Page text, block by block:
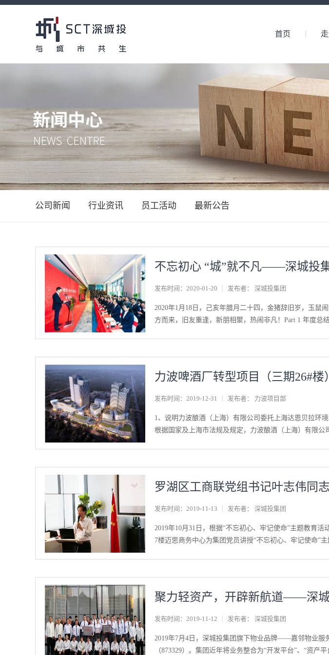
首页
公司新闻 行业资讯 员工活动 最新公告
不忘初心 “城”就不凡——深城投
发布时间： 2020-01-20 发布者： 深城投集团
2020年1月18日，己亥年腊月二十四，金猪辞旧岁，玉
方而来，旧友重逢，新朋相聚，热闹非凡！Part 1 年度
五大中心都用最审慎而积极的态度，总结过往，勾勒序
是图文并茂、干货满满，靓丽的各种数据更是他们对公
各中心都展现出集中作战的优势。项目中心持续热销，
灵动；运营形成合力，“子品牌”力争“走出去”；从资金
心主任汇报时坚定的眼神表明来年的目标都会逐一实现，
秀团队、获得业务突破奖的IPO工作小组颁发了奖杯、荣
力波啤酒厂转型项目（三期26#
发布时间： 2019-12-31 发布者： 力波项目部
1、说明力波酿酒（上海）有限公司委托上海达恩贝拉环
根据国家及上海市法规及规定，力波酿酒（上海）有限
下一阶段，将在听取公众、专家等各方面意见的基础上
新建建设地点：本项目位于上海市闵行区梅陇镇N10-16
本项目为一栋17层商业办公楼，建筑外立面设计玻璃幕墙
闵虹路166栋中庚集团环球创意中心-T3-709建设单位联
境科技发展有限公司（2）证书编号：国环评证甲字第
境保护局关于进一步规范开展建筑玻璃幕墙光反射影响论
罗湖区工商联党组书记叶志伟同
发布时间： 2019-11-13 发布者： 深城投集团
2019年10月31日，根据“不忘初心、牢记使命”主题教育
7楼迈思商务中心为集团党员讲授“不忘初心、牢记使命”
英同志，罗湖区工商联及爱迪尔、金雅福、吉盟珠宝等
行示范区”、“罗湖再出发”三个方面，结合自己的学习体
“不忘初心、牢记使命”的重要讲话，强调要从马克思主义
国特色社会主义先行示范区”的转型，离不开继续坚守中
先的精神。最后，叶书记结合自己的调研成果提出了在
聚力轻资产，开辟新航道——深
发布时间： 2019-11-12 发布者： 深城投集团
2019年7月4日，深城投集团旗下物业品牌——嘉邻物业服
（873329）。集团近年将业务整合为“开发平台”、“资产